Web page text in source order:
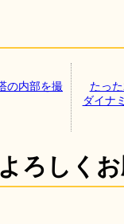
の内部を撮
たっ
ダイナ
ろしく